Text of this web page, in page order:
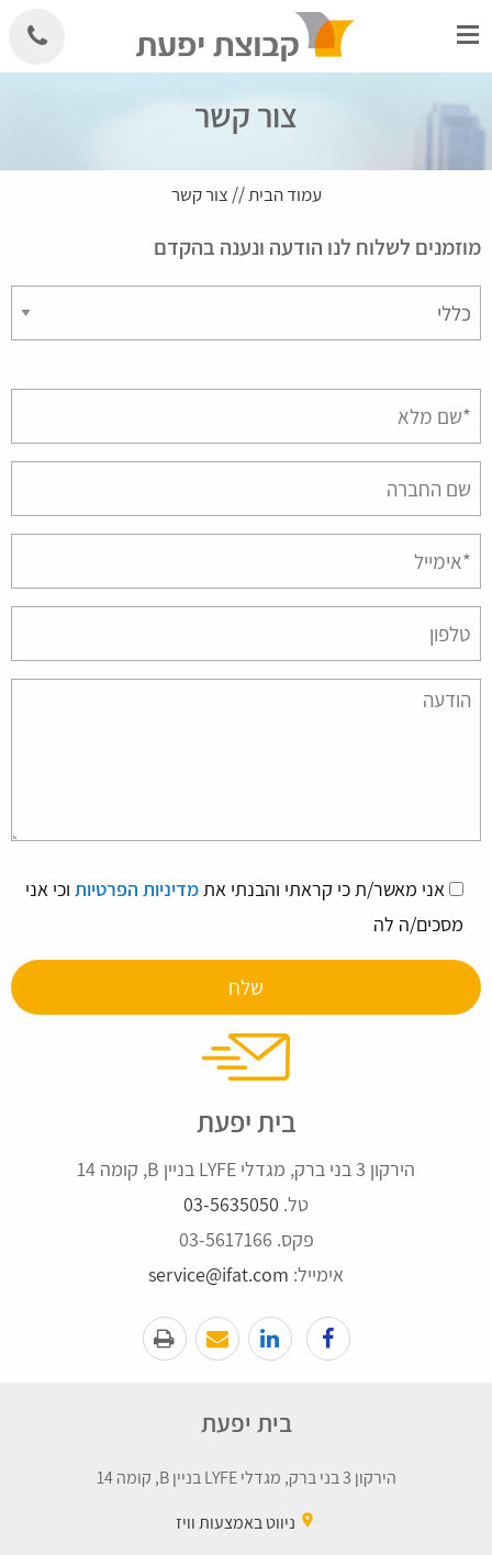
to
צור קשר
עמוד הבית// צור קשר
מוזמנים לשלוח לנו הודעה ונענה בהקדם
this
field
אני מאשר/ת כי קראתי והבנתי אתמדיניות הפרטיות וכי אני
מסכים/ה לה
בית יפעת
הירקון 3 בני ברק, מגדלי LYFE בניין B, קומה 14
טל. 03-5635050
פקס. 03-5617166
אימייל: service@ifat.com
בית יפעת
הירקון 3 בני ברק, מגדלי LYFE בניין B, קומה 14
place ניווט באמצעות וויז